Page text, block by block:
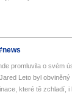
promluvila o svém
Leto byl
které tě zchladí,